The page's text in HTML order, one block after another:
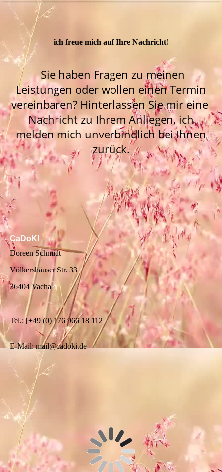
ich freue mich auf Ihre Nachricht!
Sie haben Fragen zu meinen
Leistungen oder wollen einen Termin
vereinbaren? Hinterlassen Sie mir eine
Nachricht zu Ihrem Anliegen, ich
melden mich unverbindlich bei Ihnen
zurück.
CaDoKI
Doreen Schmidt
Völkershäuser Str. 33
36404 Vacha
Tel.: [+49 (0) 176 966 18 112
E-Mail: mail@cadoki.de